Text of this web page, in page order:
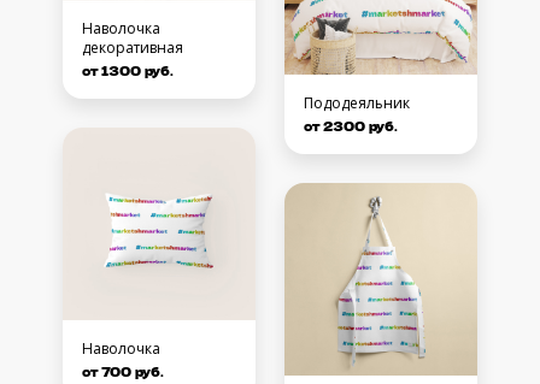
Наволочка
декоративная
от 1300 руб.
Наволочка
от 700 руб.
Пододеяльник
от 2300 руб.